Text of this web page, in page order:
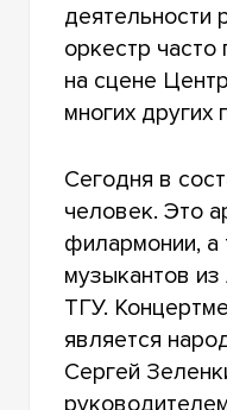
СТУДИЯ ТАНЦА
ТЕАТРАЛЬНАЯ
РОК-КЛУБ ТГУ
деятельности
оркестр часто
на сцене
многих других
Сегодня в
человек. Это
филармонии, а
музыкантов
ТГУ.
является
Сергей